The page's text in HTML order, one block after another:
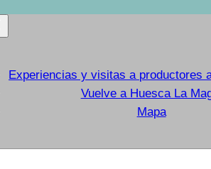
Experiencias y visitas a productores
Vuelve a Huesca La
Mapa